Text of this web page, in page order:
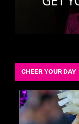
CHEER YOUR DAY